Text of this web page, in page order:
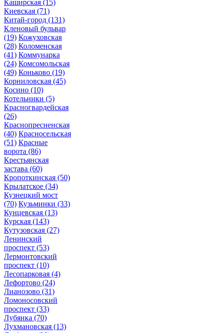
Каширская (15)
Киевская (71)
Китай-город (131)
Кленовый бульвар
(19) Кожуховская
(28) Коломенская
(41) Коммунарка
(24) Комсомольская
(49) Коньково (19)
Корниловская (45)
Косино (10)
Котельники (5)
Красногвардейская
(26)
Краснопресненская
(40) Красносельская
(51) Красные
ворота (86)
Крестьянская
застава (60)
Кропоткинская (50)
Крылатское (34)
Кузнецкий мост
(70) Кузьминки (33)
Кунцевская (13)
Курская (143)
Кутузовская (27)
Ленинский
проспект (53)
Лермонтовский
проспект (10)
Лесопарковая (4)
Лефортово (24)
Лианозово (31)
Ломоносовский
проспект (33)
Лубянка (70)
Лухмановская (13)